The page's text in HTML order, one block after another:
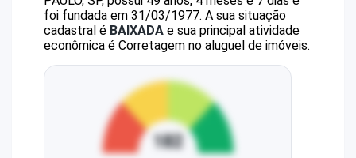
foi fundada em 31/03/1977. A sua situação
cadastral é BAIXADA e sua principal atividade
econômica é Corretagem no aluguel de imóveis.